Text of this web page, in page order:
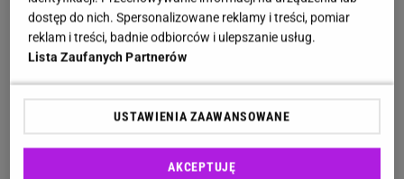
wykazu minimalnych zabezpieczeń dokumentów
publicznych przed fałszerstwem (Dz. U. poz. 1456).
Nowy dokument ma być spersonalizowaną kartą
identyfikacyjną o wymiarach 85,60 mm x 53,98 mm,
z zaokrąglonymi narożnikami, wykonaną z tworzywa
laminowaną (na awersie).Będzie
dostęp do nich. Spersonalizowane reklamy i treści, pomiar
reklam i treści, badnie odbiorców i ulepszanie usług.
Lista Zaufanych Partnerów
USTAWIENIA ZAAWANSOWANE
AKCEPTUJĘ